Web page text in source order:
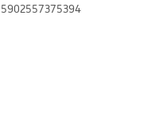
5902557375394